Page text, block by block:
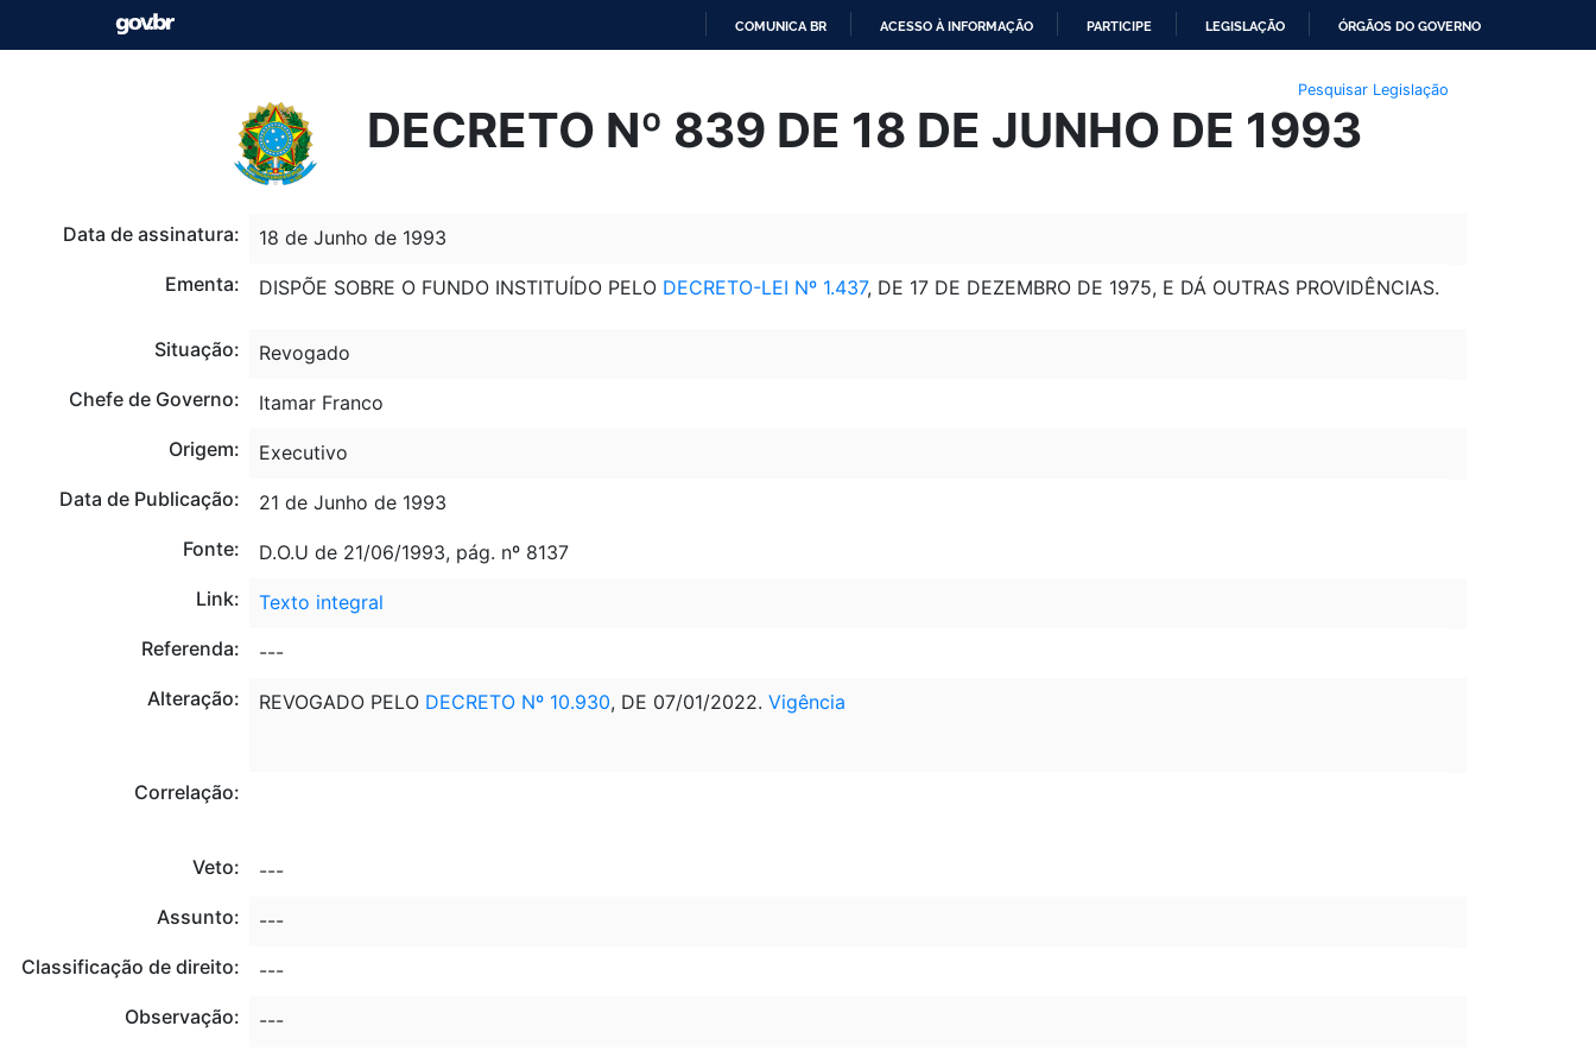
O
CONTEÚDO
COMUNICA BR ACESSO À INFORMAÇÃO PARTICIPE LEGISLAÇÃO ÓRGÃOS DO GOVERNO
Pesquisar Legislação
DECRETO Nº 839 DE 18 DE JUNHO DE 1993
Data de assinatura:
18 de Junho de 1993
Ementa:
DISPÕE SOBRE O FUNDO INSTITUÍDO PELO DECRETO-LEI Nº 1.437, DE 17 DE DEZEMBRO DE 1975, E DÁ OUTRAS PROVIDÊNCIAS.
Situação:
Revogado
Chefe de Governo:
Itamar Franco
Origem:
Executivo
Data de Publicação:
21 de Junho de 1993
Fonte:
D.O.U de 21/06/1993, pág. nº 8137
Link:
Texto integral
Referenda:
---
Alteração:
REVOGADO PELO DECRETO Nº 10.930, DE 07/01/2022. Vigência
Correlação:
Veto:
---
Assunto:
---
Classificação de direito:
---
Observação:
---